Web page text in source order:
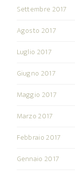
Settembre 2017
Agosto 2017
Luglio 2017
Giugno 2017
Maggio 2017
Marzo 2017
Febbraio 2017
Gennaio 2017